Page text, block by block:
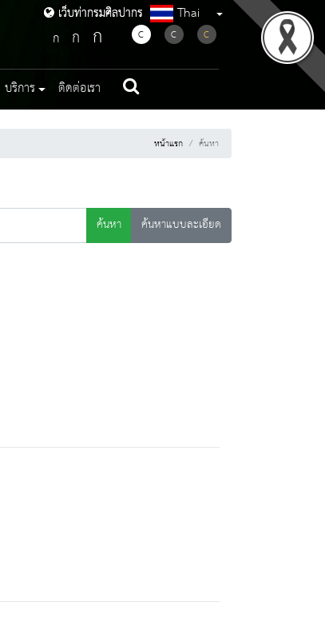
เว็บท่ากรมศิลปากร
เว็บท่ากรมศิลปากร Thai
ก ก ก C C C
บริการ ติดต่อเรา
หน้าแรก ค้นหา
ค้นหา
ค้นหาแบบละเอียด